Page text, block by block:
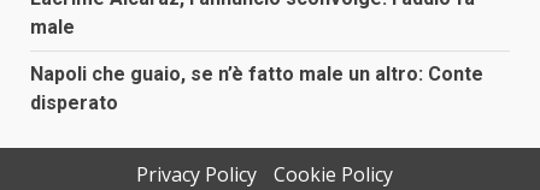
male
Napoli che guaio, se n’è fatto male un altro: Conte
disperato
Privacy Policy Cookie Policy